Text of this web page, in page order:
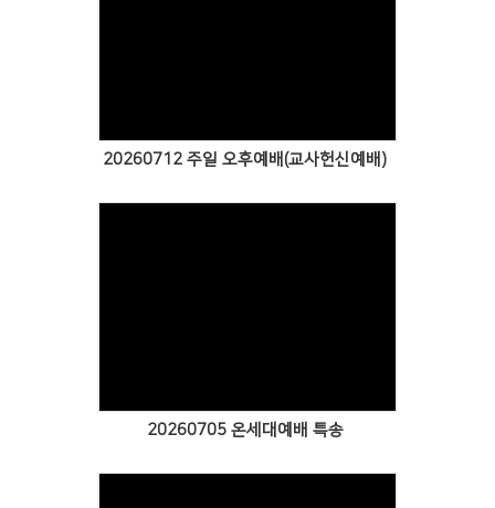
20260712 주일 오후예배(교사헌신예배)
20260705 온세대예배 특송